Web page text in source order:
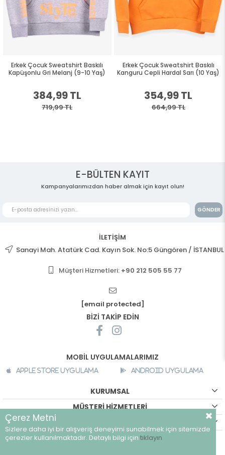
Erkek Çocuk Sweatshirt Baskılı
Kapüşonlu Gri Melanj (9-10 Yaş)
384,99 TL
719,99 TL
Erkek Çocuk Sweatshirt Baskılı
Kanguru Cepli Hardal Sarı (10 Yaş)
354,99 TL
664,99 TL
E-BÜLTEN KAYIT
Kampanyalarımızdan haber almak için kayıt olun!
GÖNDER
İLETİŞİM
Sanayi Mah. Atatürk Cad. Kayın Sok. No:5 Güngören / İSTANBUL
Müşteri Hizmetleri: +90 212 505 55 77
[email protected]
BİZİ TAKİP EDİN
MOBİL UYGULAMALARIMIZ
Apple Store Uygulama Android Uygulama
KURUMSAL
MÜŞTERİ HİZMETLERİ
©breeze.com.tr - Tüm hakları saklıdır.
Çerez Metni
Sizlere daha iyi bir alışveriş deneyimi sunabilmek için sitemizde
çerezler kullanılmaktadır. Detaylı bilgi için tıklayın